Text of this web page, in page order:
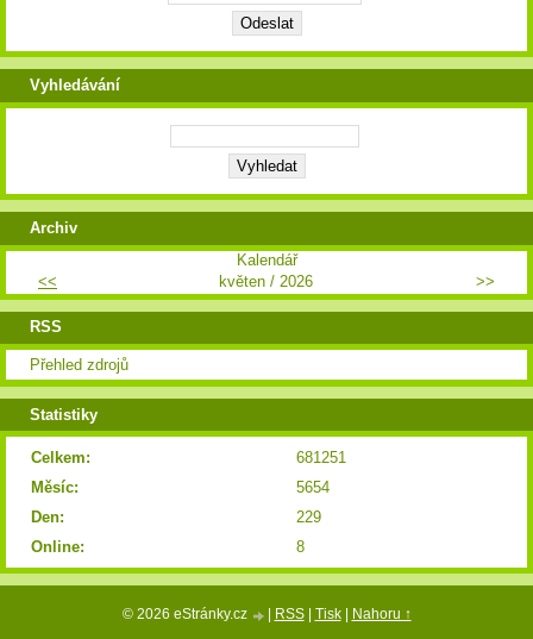
Vyhledávání
Archiv
Kalendář
<<
květen / 2026 >>
RSS
Přehled zdrojů
Statistiky
Online: 8
Celkem:
681251
Měsíc:
5654
Den:
229
© 2026 eStránky.cz RSS| Tisk| Nahoru ↑